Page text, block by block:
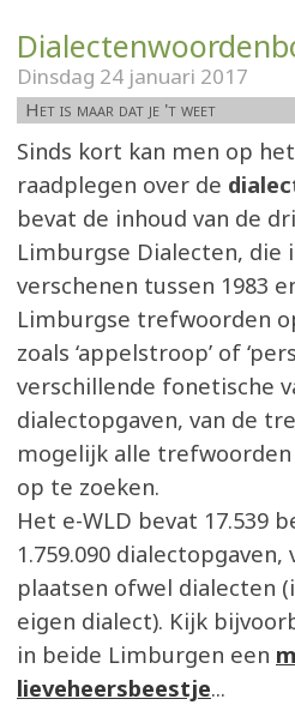
Dinsdag 24 januari 2017
Het is maar dat je 't weet
Sinds kort kan men op
raadplegen over de
bevat de inhoud van de
Limburgse Dialecten, die
verschenen tussen 1983
Limburgse trefwoorden
zoals ‘appelstroop’ of
verschillende fonetische
dialectopgaven, van de
mogelijk alle
op te zoeken.
Het e-WLD bevat 17.539
1.759.090
plaatsen ofwel dialecten
eigen dialect). Kijk
in beide Limburgen een
lieveheersbeestje...